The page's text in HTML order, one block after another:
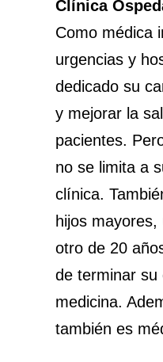
Clínica
Como médica
urgencias y
dedicado su
y mejorar la
pacientes.
no se limita a
clínica.
hijos
otro de 20
de terminar su
medicina.
también es